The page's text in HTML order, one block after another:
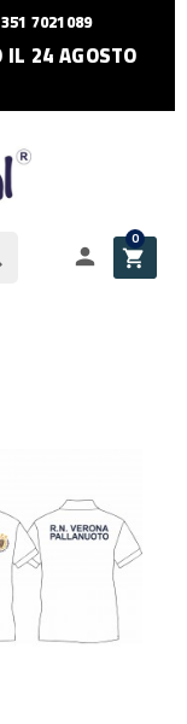
7021089
24 AGOSTO
 
0